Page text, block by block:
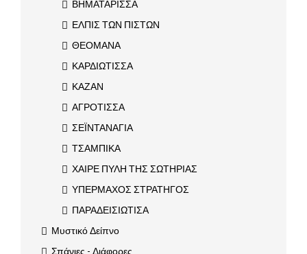
ΒΗΜΑΤΑΡΙΣΣΑ
ΕΛΠΙΣ ΤΩΝ ΠΙΣΤΩΝ
ΘΕΟΜΑΝΑ
ΚΑΡΔΙΩΤΙΣΣΑ
ΚΑΖΑΝ
ΑΓΡΟΤΙΣΣΑ
ΣΕΪΝΤΑΝΑΓΙΑ
ΤΣΑΜΠΙΚΑ
ΧΑΙΡΕ ΠΥΛΗ ΤΗΣ ΣΩΤΗΡΙΑΣ
ΥΠΕΡΜΑΧΟΣ ΣΤΡΑΤΗΓΟΣ
ΠΑΡΑΔΕΙΣΙΩΤΙΣΑ
Μυστικό Δείπνο
Σπάνιες - Διάφορες